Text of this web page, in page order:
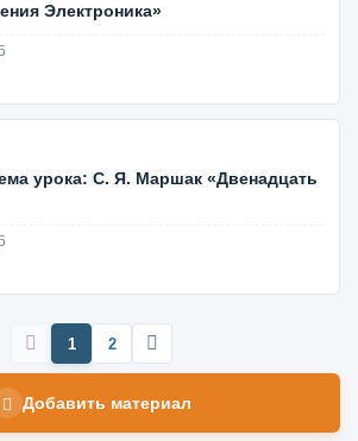
Электроника»
урока: С. Я. Маршак «Двенадцать
1 2
Добавить материал